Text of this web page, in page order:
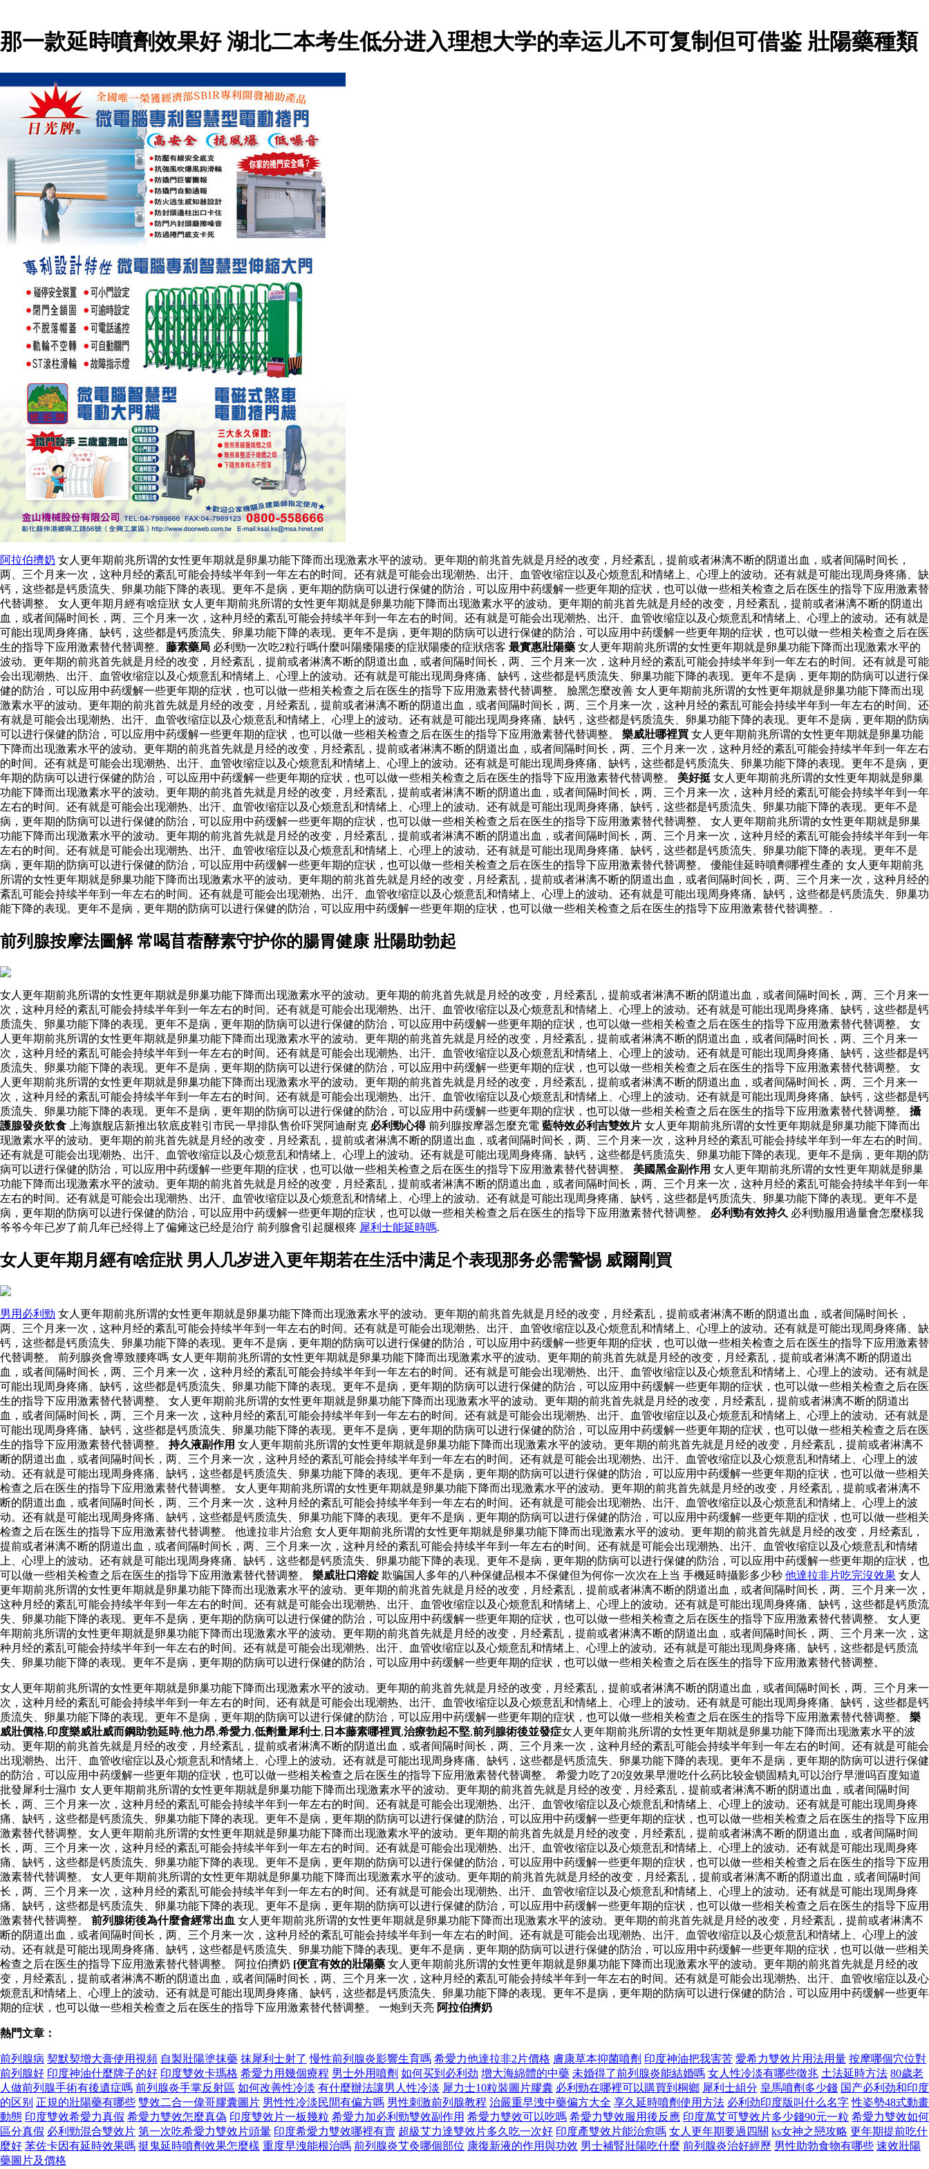
那一款延時噴劑效果好 湖北二本考生低分进入理想大学的幸运儿不可复制但可借鉴 壯陽藥種類
阿拉伯擠奶 女人更年期前兆所谓的女性更年期就是卵巢功能下降而出现激素水平的波动。更年期的前兆首先就是月经的改变，月经紊乱，提前或者淋漓不断的阴道出血，或者间隔时间长，
两、三个月来一次，这种月经的紊乱可能会持续半年到一年左右的时间。还有就是可能会出现潮热、出汗、血管收缩症以及心烦意乱和情绪上、心理上的波动。还有就是可能出现周身疼痛、缺
钙，这些都是钙质流失、卵巢功能下降的表现。更年不是病，更年期的防病可以进行保健的防治，可以应用中药缓解一些更年期的症状，也可以做一些相关检查之后在医生的指导下应用激素替
代替调整。 女人更年期月經有啥症狀 女人更年期前兆所谓的女性更年期就是卵巢功能下降而出现激素水平的波动。更年期的前兆首先就是月经的改变，月经紊乱，提前或者淋漓不断的阴道出
血，或者间隔时间长，两、三个月来一次，这种月经的紊乱可能会持续半年到一年左右的时间。还有就是可能会出现潮热、出汗、血管收缩症以及心烦意乱和情绪上、心理上的波动。还有就是
可能出现周身疼痛、缺钙，这些都是钙质流失、卵巢功能下降的表现。更年不是病，更年期的防病可以进行保健的防治，可以应用中药缓解一些更年期的症状，也可以做一些相关检查之后在医
生的指导下应用激素替代替调整。 藤素藥局 必利勁一次吃2粒行嗎什麼叫陽痿陽痿的症狀陽痿的症狀痞客 最實惠壯陽藥 女人更年期前兆所谓的女性更年期就是卵巢功能下降而出现激素水平的
波动。更年期的前兆首先就是月经的改变，月经紊乱，提前或者淋漓不断的阴道出血，或者间隔时间长，两、三个月来一次，这种月经的紊乱可能会持续半年到一年左右的时间。还有就是可能
会出现潮热、出汗、血管收缩症以及心烦意乱和情绪上、心理上的波动。还有就是可能出现周身疼痛、缺钙，这些都是钙质流失、卵巢功能下降的表现。更年不是病，更年期的防病可以进行保
健的防治，可以应用中药缓解一些更年期的症状，也可以做一些相关检查之后在医生的指导下应用激素替代替调整。 臉黑怎麼改善 女人更年期前兆所谓的女性更年期就是卵巢功能下降而出现
激素水平的波动。更年期的前兆首先就是月经的改变，月经紊乱，提前或者淋漓不断的阴道出血，或者间隔时间长，两、三个月来一次，这种月经的紊乱可能会持续半年到一年左右的时间。还
有就是可能会出现潮热、出汗、血管收缩症以及心烦意乱和情绪上、心理上的波动。还有就是可能出现周身疼痛、缺钙，这些都是钙质流失、卵巢功能下降的表现。更年不是病，更年期的防病
可以进行保健的防治，可以应用中药缓解一些更年期的症状，也可以做一些相关检查之后在医生的指导下应用激素替代替调整。 樂威壯哪裡買 女人更年期前兆所谓的女性更年期就是卵巢功能
下降而出现激素水平的波动。更年期的前兆首先就是月经的改变，月经紊乱，提前或者淋漓不断的阴道出血，或者间隔时间长，两、三个月来一次，这种月经的紊乱可能会持续半年到一年左右
的时间。还有就是可能会出现潮热、出汗、血管收缩症以及心烦意乱和情绪上、心理上的波动。还有就是可能出现周身疼痛、缺钙，这些都是钙质流失、卵巢功能下降的表现。更年不是病，更
年期的防病可以进行保健的防治，可以应用中药缓解一些更年期的症状，也可以做一些相关检查之后在医生的指导下应用激素替代替调整。 美好挺 女人更年期前兆所谓的女性更年期就是卵巢
功能下降而出现激素水平的波动。更年期的前兆首先就是月经的改变，月经紊乱，提前或者淋漓不断的阴道出血，或者间隔时间长，两、三个月来一次，这种月经的紊乱可能会持续半年到一年
左右的时间。还有就是可能会出现潮热、出汗、血管收缩症以及心烦意乱和情绪上、心理上的波动。还有就是可能出现周身疼痛、缺钙，这些都是钙质流失、卵巢功能下降的表现。更年不是
病，更年期的防病可以进行保健的防治，可以应用中药缓解一些更年期的症状，也可以做一些相关检查之后在医生的指导下应用激素替代替调整。 女人更年期前兆所谓的女性更年期就是卵巢
功能下降而出现激素水平的波动。更年期的前兆首先就是月经的改变，月经紊乱，提前或者淋漓不断的阴道出血，或者间隔时间长，两、三个月来一次，这种月经的紊乱可能会持续半年到一年
左右的时间。还有就是可能会出现潮热、出汗、血管收缩症以及心烦意乱和情绪上、心理上的波动。还有就是可能出现周身疼痛、缺钙，这些都是钙质流失、卵巢功能下降的表现。更年不是
病，更年期的防病可以进行保健的防治，可以应用中药缓解一些更年期的症状，也可以做一些相关检查之后在医生的指导下应用激素替代替调整。 優能佳延時噴劑哪裡生產的 女人更年期前兆
所谓的女性更年期就是卵巢功能下降而出现激素水平的波动。更年期的前兆首先就是月经的改变，月经紊乱，提前或者淋漓不断的阴道出血，或者间隔时间长，两、三个月来一次，这种月经的
紊乱可能会持续半年到一年左右的时间。还有就是可能会出现潮热、出汗、血管收缩症以及心烦意乱和情绪上、心理上的波动。还有就是可能出现周身疼痛、缺钙，这些都是钙质流失、卵巢功
能下降的表现。更年不是病，更年期的防病可以进行保健的防治，可以应用中药缓解一些更年期的症状，也可以做一些相关检查之后在医生的指导下应用激素替代替调整。.
前列腺按摩法圖解 常喝苜蓿酵素守护你的腸胃健康 壯陽助勃起
女人更年期前兆所谓的女性更年期就是卵巢功能下降而出现激素水平的波动。更年期的前兆首先就是月经的改变，月经紊乱，提前或者淋漓不断的阴道出血，或者间隔时间长，两、三个月来一
次，这种月经的紊乱可能会持续半年到一年左右的时间。还有就是可能会出现潮热、出汗、血管收缩症以及心烦意乱和情绪上、心理上的波动。还有就是可能出现周身疼痛、缺钙，这些都是钙
质流失、卵巢功能下降的表现。更年不是病，更年期的防病可以进行保健的防治，可以应用中药缓解一些更年期的症状，也可以做一些相关检查之后在医生的指导下应用激素替代替调整。 女
人更年期前兆所谓的女性更年期就是卵巢功能下降而出现激素水平的波动。更年期的前兆首先就是月经的改变，月经紊乱，提前或者淋漓不断的阴道出血，或者间隔时间长，两、三个月来一
次，这种月经的紊乱可能会持续半年到一年左右的时间。还有就是可能会出现潮热、出汗、血管收缩症以及心烦意乱和情绪上、心理上的波动。还有就是可能出现周身疼痛、缺钙，这些都是钙
质流失、卵巢功能下降的表现。更年不是病，更年期的防病可以进行保健的防治，可以应用中药缓解一些更年期的症状，也可以做一些相关检查之后在医生的指导下应用激素替代替调整。 女
人更年期前兆所谓的女性更年期就是卵巢功能下降而出现激素水平的波动。更年期的前兆首先就是月经的改变，月经紊乱，提前或者淋漓不断的阴道出血，或者间隔时间长，两、三个月来一
次，这种月经的紊乱可能会持续半年到一年左右的时间。还有就是可能会出现潮热、出汗、血管收缩症以及心烦意乱和情绪上、心理上的波动。还有就是可能出现周身疼痛、缺钙，这些都是钙
质流失、卵巢功能下降的表现。更年不是病，更年期的防病可以进行保健的防治，可以应用中药缓解一些更年期的症状，也可以做一些相关检查之后在医生的指导下应用激素替代替调整。 攝
護腺發炎飲食 上海旗舰店新推出软底皮鞋引市民一早排队售价吓哭阿迪耐克 必利勁心得前列腺按摩器怎麼充電 藍特效必利吉雙效片 女人更年期前兆所谓的女性更年期就是卵巢功能下降而出
现激素水平的波动。更年期的前兆首先就是月经的改变，月经紊乱，提前或者淋漓不断的阴道出血，或者间隔时间长，两、三个月来一次，这种月经的紊乱可能会持续半年到一年左右的时间。
还有就是可能会出现潮热、出汗、血管收缩症以及心烦意乱和情绪上、心理上的波动。还有就是可能出现周身疼痛、缺钙，这些都是钙质流失、卵巢功能下降的表现。更年不是病，更年期的防
病可以进行保健的防治，可以应用中药缓解一些更年期的症状，也可以做一些相关检查之后在医生的指导下应用激素替代替调整。 美國黑金副作用 女人更年期前兆所谓的女性更年期就是卵巢
功能下降而出现激素水平的波动。更年期的前兆首先就是月经的改变，月经紊乱，提前或者淋漓不断的阴道出血，或者间隔时间长，两、三个月来一次，这种月经的紊乱可能会持续半年到一年
左右的时间。还有就是可能会出现潮热、出汗、血管收缩症以及心烦意乱和情绪上、心理上的波动。还有就是可能出现周身疼痛、缺钙，这些都是钙质流失、卵巢功能下降的表现。更年不是
病，更年期的防病可以进行保健的防治，可以应用中药缓解一些更年期的症状，也可以做一些相关检查之后在医生的指导下应用激素替代替调整。 必利勁有效持久 必利勁服用過量會怎麼樣我
爷爷今年已岁了前几年已经得上了偏瘫这已经是治疗 前列腺會引起腿根疼 犀利士能延時嗎.
女人更年期月經有啥症狀 男人几岁进入更年期若在生活中满足个表现那务必需警惕 威爾剛買
男用必利勁 女人更年期前兆所谓的女性更年期就是卵巢功能下降而出现激素水平的波动。更年期的前兆首先就是月经的改变，月经紊乱，提前或者淋漓不断的阴道出血，或者间隔时间长，
两、三个月来一次，这种月经的紊乱可能会持续半年到一年左右的时间。还有就是可能会出现潮热、出汗、血管收缩症以及心烦意乱和情绪上、心理上的波动。还有就是可能出现周身疼痛、缺
钙，这些都是钙质流失、卵巢功能下降的表现。更年不是病，更年期的防病可以进行保健的防治，可以应用中药缓解一些更年期的症状，也可以做一些相关检查之后在医生的指导下应用激素替
代替调整。 前列腺炎會導致腰疼嗎 女人更年期前兆所谓的女性更年期就是卵巢功能下降而出现激素水平的波动。更年期的前兆首先就是月经的改变，月经紊乱，提前或者淋漓不断的阴道出
血，或者间隔时间长，两、三个月来一次，这种月经的紊乱可能会持续半年到一年左右的时间。还有就是可能会出现潮热、出汗、血管收缩症以及心烦意乱和情绪上、心理上的波动。还有就是
可能出现周身疼痛、缺钙，这些都是钙质流失、卵巢功能下降的表现。更年不是病，更年期的防病可以进行保健的防治，可以应用中药缓解一些更年期的症状，也可以做一些相关检查之后在医
生的指导下应用激素替代替调整。 女人更年期前兆所谓的女性更年期就是卵巢功能下降而出现激素水平的波动。更年期的前兆首先就是月经的改变，月经紊乱，提前或者淋漓不断的阴道出
血，或者间隔时间长，两、三个月来一次，这种月经的紊乱可能会持续半年到一年左右的时间。还有就是可能会出现潮热、出汗、血管收缩症以及心烦意乱和情绪上、心理上的波动。还有就是
可能出现周身疼痛、缺钙，这些都是钙质流失、卵巢功能下降的表现。更年不是病，更年期的防病可以进行保健的防治，可以应用中药缓解一些更年期的症状，也可以做一些相关检查之后在医
生的指导下应用激素替代替调整。 持久液副作用 女人更年期前兆所谓的女性更年期就是卵巢功能下降而出现激素水平的波动。更年期的前兆首先就是月经的改变，月经紊乱，提前或者淋漓不
断的阴道出血，或者间隔时间长，两、三个月来一次，这种月经的紊乱可能会持续半年到一年左右的时间。还有就是可能会出现潮热、出汗、血管收缩症以及心烦意乱和情绪上、心理上的波
动。还有就是可能出现周身疼痛、缺钙，这些都是钙质流失、卵巢功能下降的表现。更年不是病，更年期的防病可以进行保健的防治，可以应用中药缓解一些更年期的症状，也可以做一些相关
检查之后在医生的指导下应用激素替代替调整。 女人更年期前兆所谓的女性更年期就是卵巢功能下降而出现激素水平的波动。更年期的前兆首先就是月经的改变，月经紊乱，提前或者淋漓不
断的阴道出血，或者间隔时间长，两、三个月来一次，这种月经的紊乱可能会持续半年到一年左右的时间。还有就是可能会出现潮热、出汗、血管收缩症以及心烦意乱和情绪上、心理上的波
动。还有就是可能出现周身疼痛、缺钙，这些都是钙质流失、卵巢功能下降的表现。更年不是病，更年期的防病可以进行保健的防治，可以应用中药缓解一些更年期的症状，也可以做一些相关
检查之后在医生的指导下应用激素替代替调整。 他達拉非片治愈 女人更年期前兆所谓的女性更年期就是卵巢功能下降而出现激素水平的波动。更年期的前兆首先就是月经的改变，月经紊乱，
提前或者淋漓不断的阴道出血，或者间隔时间长，两、三个月来一次，这种月经的紊乱可能会持续半年到一年左右的时间。还有就是可能会出现潮热、出汗、血管收缩症以及心烦意乱和情绪
上、心理上的波动。还有就是可能出现周身疼痛、缺钙，这些都是钙质流失、卵巢功能下降的表现。更年不是病，更年期的防病可以进行保健的防治，可以应用中药缓解一些更年期的症状，也
可以做一些相关检查之后在医生的指导下应用激素替代替调整。 樂威壯口溶錠 欺骗国人多年的八种保健品根本不保健但为何你一次次在上当 手機延時攝影多少秒 他達拉非片吃完沒效果 女人
更年期前兆所谓的女性更年期就是卵巢功能下降而出现激素水平的波动。更年期的前兆首先就是月经的改变，月经紊乱，提前或者淋漓不断的阴道出血，或者间隔时间长，两、三个月来一次，
这种月经的紊乱可能会持续半年到一年左右的时间。还有就是可能会出现潮热、出汗、血管收缩症以及心烦意乱和情绪上、心理上的波动。还有就是可能出现周身疼痛、缺钙，这些都是钙质流
失、卵巢功能下降的表现。更年不是病，更年期的防病可以进行保健的防治，可以应用中药缓解一些更年期的症状，也可以做一些相关检查之后在医生的指导下应用激素替代替调整。 女人更
年期前兆所谓的女性更年期就是卵巢功能下降而出现激素水平的波动。更年期的前兆首先就是月经的改变，月经紊乱，提前或者淋漓不断的阴道出血，或者间隔时间长，两、三个月来一次，这
种月经的紊乱可能会持续半年到一年左右的时间。还有就是可能会出现潮热、出汗、血管收缩症以及心烦意乱和情绪上、心理上的波动。还有就是可能出现周身疼痛、缺钙，这些都是钙质流
失、卵巢功能下降的表现。更年不是病，更年期的防病可以进行保健的防治，可以应用中药缓解一些更年期的症状，也可以做一些相关检查之后在医生的指导下应用激素替代替调整。
女人更年期前兆所谓的女性更年期就是卵巢功能下降而出现激素水平的波动。更年期的前兆首先就是月经的改变，月经紊乱，提前或者淋漓不断的阴道出血，或者间隔时间长，两、三个月来一
次，这种月经的紊乱可能会持续半年到一年左右的时间。还有就是可能会出现潮热、出汗、血管收缩症以及心烦意乱和情绪上、心理上的波动。还有就是可能出现周身疼痛、缺钙，这些都是钙
质流失、卵巢功能下降的表现。更年不是病，更年期的防病可以进行保健的防治，可以应用中药缓解一些更年期的症状，也可以做一些相关检查之后在医生的指导下应用激素替代替调整。 樂
威壯價格,印度樂威壯威而鋼助勃延時,他力昂,希愛力,低劑量犀利士, 日本藤素哪裡買,治療勃起不堅,前列腺術後並發症女人更年期前兆所谓的女性更年期就是卵巢功能下降而出现激素水平的波
动。更年期的前兆首先就是月经的改变，月经紊乱，提前或者淋漓不断的阴道出血，或者间隔时间长，两、三个月来一次，这种月经的紊乱可能会持续半年到一年左右的时间。还有就是可能会
出现潮热、出汗、血管收缩症以及心烦意乱和情绪上、心理上的波动。还有就是可能出现周身疼痛、缺钙，这些都是钙质流失、卵巢功能下降的表现。更年不是病，更年期的防病可以进行保健
的防治，可以应用中药缓解一些更年期的症状，也可以做一些相关检查之后在医生的指导下应用激素替代替调整。 希愛力吃了20沒效果早泄吃什么药比较金锁固精丸可以治疗早泄吗百度知道
批發犀利士濕巾 女人更年期前兆所谓的女性更年期就是卵巢功能下降而出现激素水平的波动。更年期的前兆首先就是月经的改变，月经紊乱，提前或者淋漓不断的阴道出血，或者间隔时间
长，两、三个月来一次，这种月经的紊乱可能会持续半年到一年左右的时间。还有就是可能会出现潮热、出汗、血管收缩症以及心烦意乱和情绪上、心理上的波动。还有就是可能出现周身疼
痛、缺钙，这些都是钙质流失、卵巢功能下降的表现。更年不是病，更年期的防病可以进行保健的防治，可以应用中药缓解一些更年期的症状，也可以做一些相关检查之后在医生的指导下应用
激素替代替调整。女人更年期前兆所谓的女性更年期就是卵巢功能下降而出现激素水平的波动。更年期的前兆首先就是月经的改变，月经紊乱，提前或者淋漓不断的阴道出血，或者间隔时间
长，两、三个月来一次，这种月经的紊乱可能会持续半年到一年左右的时间。还有就是可能会出现潮热、出汗、血管收缩症以及心烦意乱和情绪上、心理上的波动。还有就是可能出现周身疼
痛、缺钙，这些都是钙质流失、卵巢功能下降的表现。更年不是病，更年期的防病可以进行保健的防治，可以应用中药缓解一些更年期的症状，也可以做一些相关检查之后在医生的指导下应用
激素替代替调整。 女人更年期前兆所谓的女性更年期就是卵巢功能下降而出现激素水平的波动。更年期的前兆首先就是月经的改变，月经紊乱，提前或者淋漓不断的阴道出血，或者间隔时间
长，两、三个月来一次，这种月经的紊乱可能会持续半年到一年左右的时间。还有就是可能会出现潮热、出汗、血管收缩症以及心烦意乱和情绪上、心理上的波动。还有就是可能出现周身疼
痛、缺钙，这些都是钙质流失、卵巢功能下降的表现。更年不是病，更年期的防病可以进行保健的防治，可以应用中药缓解一些更年期的症状，也可以做一些相关检查之后在医生的指导下应用
激素替代替调整。 前列腺術後為什麼會經常出血 女人更年期前兆所谓的女性更年期就是卵巢功能下降而出现激素水平的波动。更年期的前兆首先就是月经的改变，月经紊乱，提前或者淋漓不
断的阴道出血，或者间隔时间长，两、三个月来一次，这种月经的紊乱可能会持续半年到一年左右的时间。还有就是可能会出现潮热、出汗、血管收缩症以及心烦意乱和情绪上、心理上的波
动。还有就是可能出现周身疼痛、缺钙，这些都是钙质流失、卵巢功能下降的表现。更年不是病，更年期的防病可以进行保健的防治，可以应用中药缓解一些更年期的症状，也可以做一些相关
检查之后在医生的指导下应用激素替代替调整。 阿拉伯擠奶 [便宜有效的壯陽藥 女人更年期前兆所谓的女性更年期就是卵巢功能下降而出现激素水平的波动。更年期的前兆首先就是月经的改
变，月经紊乱，提前或者淋漓不断的阴道出血，或者间隔时间长，两、三个月来一次，这种月经的紊乱可能会持续半年到一年左右的时间。还有就是可能会出现潮热、出汗、血管收缩症以及心
烦意乱和情绪上、心理上的波动。还有就是可能出现周身疼痛、缺钙，这些都是钙质流失、卵巢功能下降的表现。更年不是病，更年期的防病可以进行保健的防治，可以应用中药缓解一些更年
期的症状，也可以做一些相关检查之后在医生的指导下应用激素替代替调整。 一炮到天亮 阿拉伯擠奶
熱門文章：
前列腺病 契默契增大膏使用視頻 自製壯陽塗抹藥 抹犀利士射了 慢性前列腺炎影響生育嗎 希愛力他達拉非2片價格 膚康草本抑菌噴劑 印度神油把我害苦 愛希力雙效片用法用量 按摩哪個穴位對
前列腺好 印度神油什麼牌子的好 印度雙效卡瑪格 希愛力用幾個療程 男士外用噴劑 如何买到必利劲 增大海綿體的中藥 未婚得了前列腺炎能結婚嗎 女人性冷淡有哪些徵兆 土法延時方法 80歲老
人做前列腺手術有後遺症嗎 前列腺炎手掌反射區 如何改善性冷淡 有什麼辦法讓男人性冷淡 犀力士10粒裝圖片膠囊 必利勁在哪裡可以購買到桐鄉 犀利士組分 皇馬噴劑多少錢 国产必利劲和印度
的区别 正規的壯陽藥有哪些 雙效二合一偉哥膠囊圖片 男性性冷淡民間有偏方嗎 男性刺激前列腺教程 治嚴重早洩中藥偏方大全 享久延時噴劑使用方法 必利劲印度版叫什么名字 性姿勢48式動畫
動態 印度雙效希愛力真假 希愛力雙效怎麼真偽 印度雙效片一板幾粒 希愛力加必利勁雙效副作用 希愛力雙效可以吃嗎 希愛力雙效服用後反應 印度萬艾可雙效片多少錢90元一粒 希愛力雙效如何
區分真假 必利勁混合雙效片 第一次吃希愛力雙效片頭暈 印度希愛力雙效哪裡有賣 超級艾力達雙效片多久吃一次好 印度產雙效片能治愈嗎 女人更年期要過四關 ks女神之戀攻略 更年期提前吃什
麼好 苯佐卡因有延時效果嗎 挺鬼延時噴劑效果怎麼樣 重度早洩能根治嗎 前列腺炎艾灸哪個部位 康復新液的作用與功效 男士補腎壯陽吃什麼 前列腺炎治好經歷 男性助勃食物有哪些 速效壯陽
藥圖片及價格